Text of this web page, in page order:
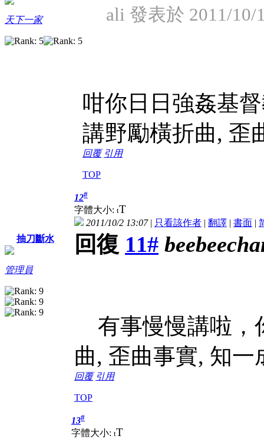
天下一家 ali 發表於 2011/10/
咁你日日強姦基
講野勵橫折曲, 歪
回覆 引用
TOP
抽刀斷水
管理員
12#
字體大小: tT
2011/10/2 13:07| 只看該作者 | 翻譯 | 書面 |
回復 11#
有事慢慢講啦，
曲, 歪曲事實, 知
回覆 引用
TOP
13#
字體大小: tT